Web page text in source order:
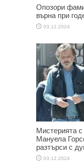
Опозори
върна при
03.12.2024
Мистерията
Мануела
разтърси с
03.12.2024